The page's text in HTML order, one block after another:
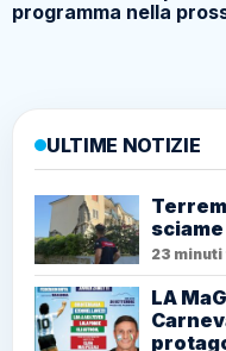
programma nella
ULTIME NOTIZIE
23 minuti
LA